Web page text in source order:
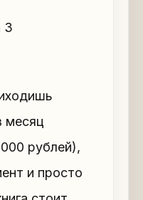
3
месяц
рублей),
и просто